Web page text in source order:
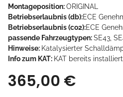
Montageposition:ORIGINAL
Betriebserlaubnis (db):ECE
Betriebserlaubnis (co2):ECE
passende Fahrzeugtypen:SE43,
Hinweise: Katalysierter
Info zum KAT: KAT bereits
365,00 €